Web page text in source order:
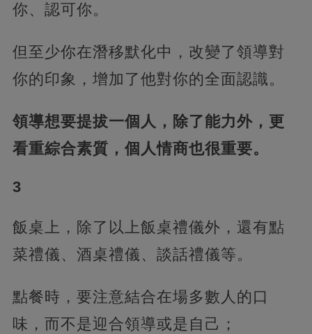
你、認可你。
但至少你在潛移默化中，改變了領導對
你的印象，增加了他對你的全面認識。
領導想要提拔一個人，除了能力外，更
看重綜合素質，個人情商也很重要。
3
飯桌上，除了以上飯桌禮儀外，還有點
菜禮儀、酒桌禮儀、談話禮儀等。
點餐時，要注意結合在場多數人的口
味，而不是迎合領導或是自己；